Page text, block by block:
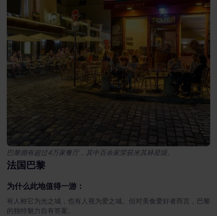
巴黎拥有超过4万家餐厅，其中百余家荣获米其林星级。
法国巴黎
为什么此地值得一游：
有人称它为光之城，也有人视为爱之城。但对美食爱好者而言，巴黎
的独特魅力自有答案。